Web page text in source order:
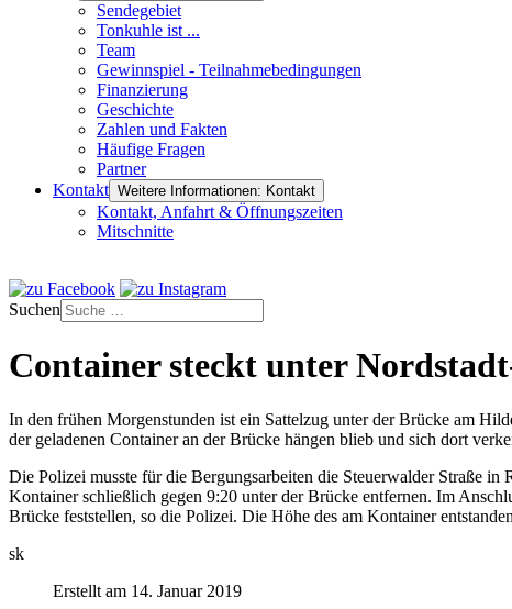
Sendegebiet
Tonkuhle ist ...
Team
Gewinnspiel - Teilnahmebedingungen
Finanzierung
Geschichte
Zahlen und Fakten
Häufige Fragen
Partner
Kontakt Weitere Informationen: Kontakt
Kontakt, Anfahrt & Öffnungszeiten
Mitschnitte
Suchen
Container steckt unter
In den frühen Morgenstunden ist ein Sattelzug unter der Brücke am
der geladenen Container an der Brücke hängen blieb und sich dort
Die Polizei musste für die Bergungsarbeiten die Steuerwalder Straße
Kontainer schließlich gegen 9:20 unter der Brücke entfernen. Im
Brücke feststellen, so die Polizei. Die Höhe des am Kontainer
sk
Erstellt am 14. Januar 2019